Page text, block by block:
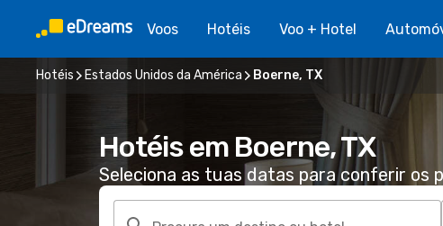
Voos Hotéis Voo + Hotel
Hotéis Estados Unidos da América Boerne, TX
Hotéis em Boerne, TX
Seleciona as tuas datas para conferir os